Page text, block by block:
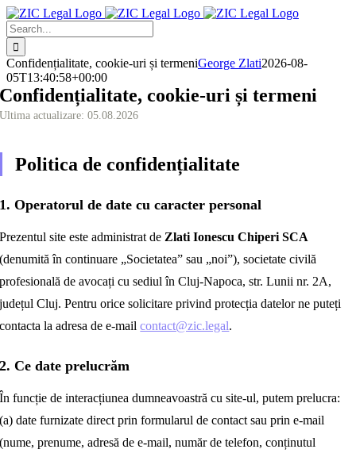
Skip
to
content
Search
for:
Confidențialitate, cookie-uri și termeniGeorge Zlati2026-08-
05T13:40:58+00:00
Confidențialitate, cookie-uri și termeni
Ultima actualizare: 05.08.2026
Politica de confidențialitate
1. Operatorul de date cu caracter personal
Prezentul site este administrat de Zlati Ionescu Chiperi SCA
(denumită în continuare „Societatea” sau „noi”), societate civilă
profesională de avocați cu sediul în Cluj-Napoca, str. Lunii nr. 2A,
județul Cluj. Pentru orice solicitare privind protecția datelor ne puteți
contacta la adresa de e-mailcontact@zic.legal.
2. Ce date prelucrăm
În funcție de interacțiunea dumneavoastră cu site-ul, putem prelucra:
(a) date furnizate direct prin formularul de contact sau prin e-mail
(nume, prenume, adresă de e-mail, număr de telefon, conținutul